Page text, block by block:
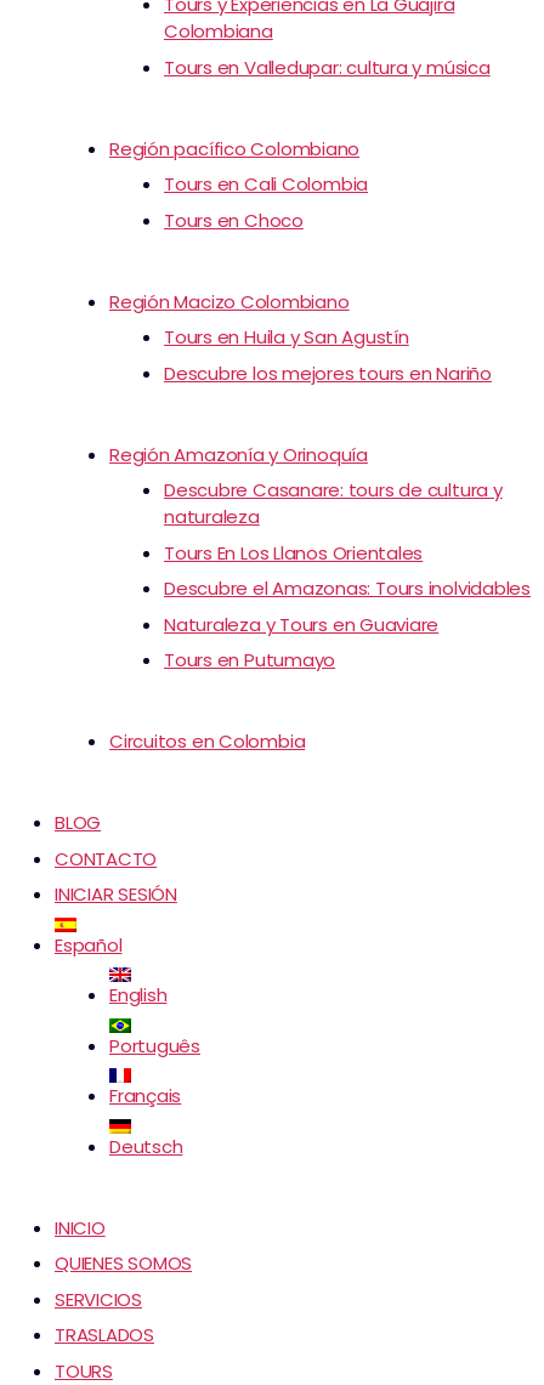
Colombiana
Tours en Valledupar: cultura y música
Región pacífico Colombiano
Tours en Cali Colombia
Tours en Choco
Región Macizo Colombiano
Tours en Huila y San Agustín
Descubre los mejores tours en Nariño
Región Amazonía y Orinoquía
Descubre Casanare: tours de cultura y
naturaleza
Tours En Los Llanos Orientales
Descubre el Amazonas: Tours inolvidables
Naturaleza y Tours en Guaviare
Tours en Putumayo
Circuitos en Colombia
BLOG
CONTACTO
INICIAR SESIÓN
Español
English
Português
Français
Deutsch
INICIO
QUIENES SOMOS
SERVICIOS
TRASLADOS
TOURS